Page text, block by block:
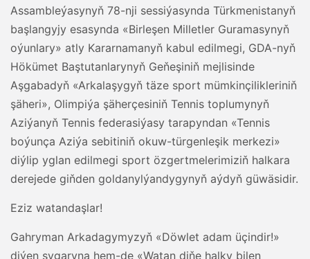
Assambleýasynyň 78-nji sessiýasynda Türkmenistanyň
başlangyjy esasynda «Birleşen Milletler Guramasynyň
oýunlary» atly Kararnamanyň kabul edilmegi, GDA-nyň
Hökümet Baştutanlarynyň Geňeşiniň mejlisinde
Aşgabadyň «Arkalaşygyň täze sport mümkinçilikleriniň
şäheri», Olimpiýa şäherçesiniň Tennis toplumynyň
Aziýanyň Tennis federasiýasy tarapyndan «Tennis
boýunça Aziýa sebitiniň okuw-türgenleşik merkezi»
diýlip yglan edilmegi sport özgertmelerimiziň halkara
derejede giňden goldanylýandygynyň aýdyň güwäsidir.
Eziz watandaşlar!
Gahryman Arkadagymyzyň «Döwlet adam üçindir!»
diýen şygaryna hem-de «Watan diňe halky bilen